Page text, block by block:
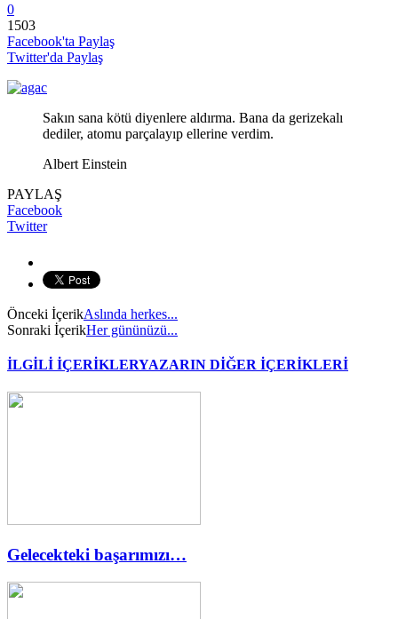
0
1503
Facebook'ta Paylaş
Twitter'da Paylaş
Sakın sana kötü diyenlere aldırma. Bana da gerizekalı
dediler, atomu parçalayıp ellerine verdim.
Albert Einstein
PAYLAŞ
Facebook
Twitter
Önceki İçerikAslında herkes...
Sonraki İçerikHer gününüzü...
İLGİLİ İÇERİKLERYAZARIN DİĞER İÇERİKLERİ
Gelecekteki başarımızı…